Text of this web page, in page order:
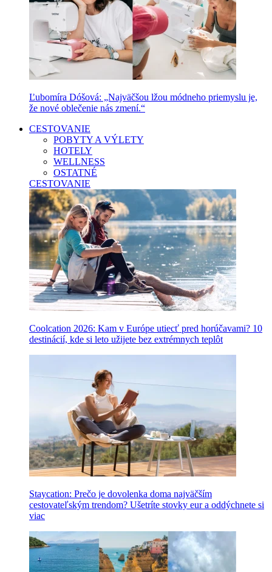
Ľubomíra Dóšová: „Najväčšou lžou módneho priemyslu je,
že nové oblečenie nás zmení.“
CESTOVANIE
POBYTY A VÝLETY
HOTELY
WELLNESS
OSTATNÉ
CESTOVANIE
Coolcation 2026: Kam v Európe utiecť pred horúčavami? 10
destinácií, kde si leto užijete bez extrémnych teplôt
Staycation: Prečo je dovolenka doma najväčším
cestovateľským trendom? Ušetríte stovky eur a oddýchnete si
viac